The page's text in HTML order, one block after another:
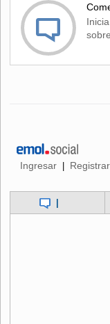
Ingresar |
|